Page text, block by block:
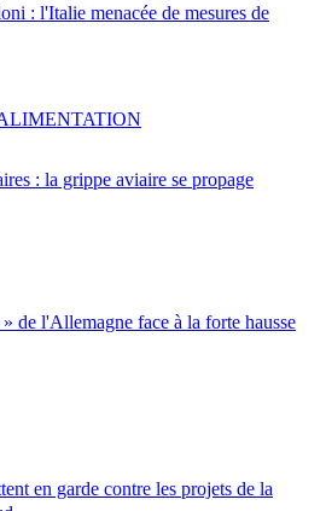
: l'Italie menacée de mesures de
: la grippe aviaire se propage
de l'Allemagne face à la forte hausse
en garde contre les projets de la